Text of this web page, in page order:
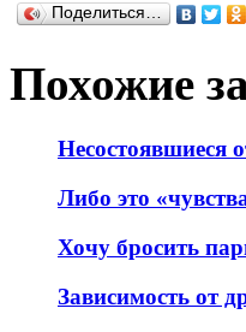
Поделиться…
Похожие
Несостоявшиеся
Либо это
Хочу бросить
Зависимость от